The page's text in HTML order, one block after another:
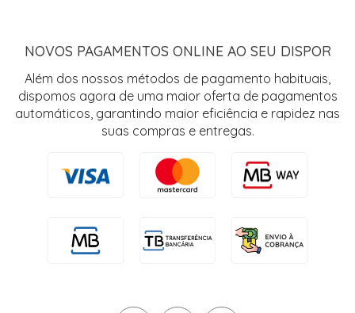
NOVOS PAGAMENTOS ONLINE AO SEU DISPOR
Além dos nossos métodos de pagamento habituais,
dispomos agora de uma maior oferta de pagamentos
automáticos, garantindo maior eficiência e rapidez nas
suas compras e entregas.